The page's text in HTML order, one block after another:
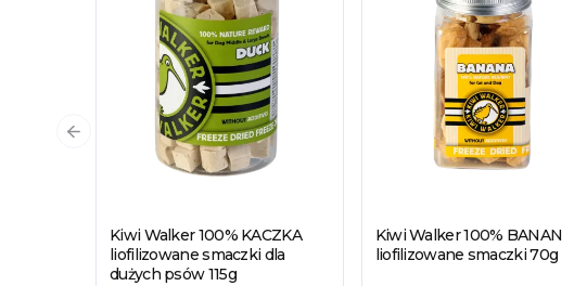
Zobacz produkt
Kiwi Walker 100% KACZKA
liofilizowane smaczki dla
dużych psów 115g
Zobacz produkt
Kiwi Walker 100% BANAN
liofilizowane smaczki 70g
Poprzedni slajd